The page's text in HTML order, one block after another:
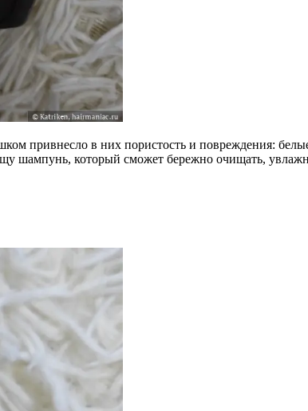
привнесло в них пористость и повреждения:
шампунь, который сможет бережно очищать,